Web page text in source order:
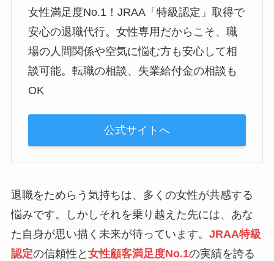
女性満足度No.1！JRAA「特級認定」取得で
安心の退職代行。女性専用だからこそ、職
場の人間関係や空気に悩む方も安心して相
談可能。転職の相談、失業給付金の相談も
OK
公式サイトへ
退職をためらう気持ちは、多くの女性が共感する
悩みです。しかしそれを乗り越えた先には、あな
た自身が思い描く未来が待っています。 JRAA特級
認定の信頼性と 女性顧客満足度No.1の実績を誇る